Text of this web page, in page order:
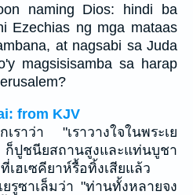
naming Dios: hindi ba
Ezechias ng mga mataas
at nagsabi sa Juda
magsisisamba sa harap
from KJV
ราว่า "เราวางใจในพระเย
ก็ปูชนียสถานสูงและแท่นบูชา
ฮเซคียาห์รื้อทิ้งเสียแล้ว
รูซาเล็มว่า "ท่านทั้งหลายจง